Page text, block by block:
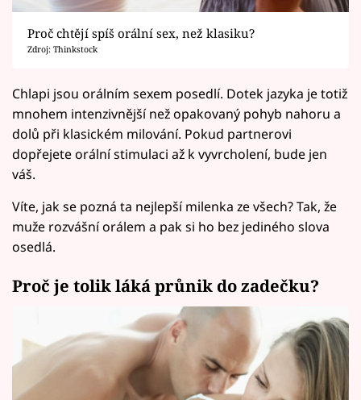
Proč chtějí spíš orální sex, než klasiku?
Zdroj: Thinkstock
Chlapi jsou orálním sexem posedlí. Dotek jazyka je totiž
mnohem intenzivnější než opakovaný pohyb nahoru a
dolů při klasickém milování. Pokud partnerovi
dopřejete orální stimulaci až k vyvrcholení, bude jen
váš.
Víte, jak se pozná ta nejlepší milenka ze všech? Tak, že
muže rozvášní orálem a pak si ho bez jediného slova
osedlá.
Proč je tolik láká průnik do zadečku?